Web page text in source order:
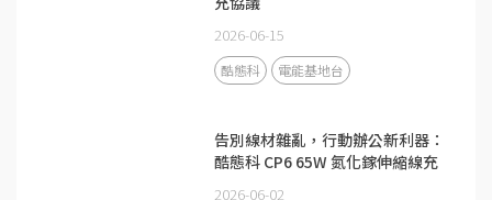
2026-06-15
酷態科 電能基地台
告別線材雜亂，行動辦公新利器：
酷態科 CP6 65W 氮化鎵伸縮線充
2026-06-02